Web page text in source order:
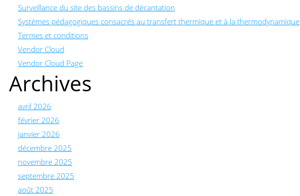
Surveillance du site des bassins de décantation
Systèmes pédagogiques consacrés au transfert thermique et à la thermodynamique
Termes et conditions
Vendor Cloud
Vendor Cloud Page
Archives
avril 2026
février 2026
janvier 2026
décembre 2025
novembre 2025
septembre 2025
août 2025